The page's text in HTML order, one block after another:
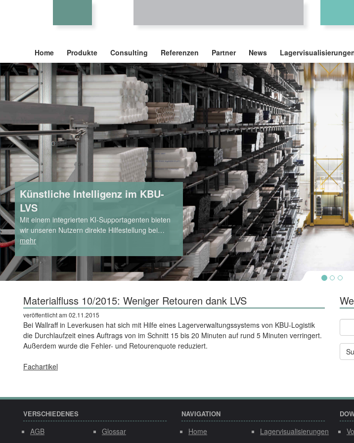
Home Produkte Consulting Referenzen Partner News
Künstliche Intelligenz im KBU-
LVS
Mit einem integrierten KI-Supportagenten bieten
wir unseren Nutzern direkte Hilfestellung bei…
mehr
Materialfluss 10/2015: Weniger Retouren dank LVS
veröffentlicht am 02.11.2015
Bei Wallraff in Leverkusen hat sich mit Hilfe eines Lagerverwaltungssystems von KBU-Logistik
die Durchlaufzeit eines Auftrags von im Schnitt 15 bis 20 Minuten auf rund 5 Minuten verringert.
Außerdem wurde die Fehler- und Retourenquote reduziert.
Fachartikel
und
VERSCHIEDENES
AGB
Glossar
NAVIGATION
Home
Lagervisualisierungen